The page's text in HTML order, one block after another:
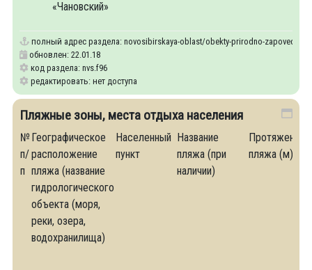
«Чановский»
полный адрес раздела: novosibirskaya-oblast/obekty-prirodno-
обновлен: 22.01.18
код раздела: nvs.f96
редактировать: нет доступа
Пляжные зоны, места отдыха населения
№
п/
п
Географическое
расположение
пляжа (название
гидрологического
объекта (моря,
реки, озера,
водохранилища)
Населенный
пункт
Название
пляжа (при
наличии)
пляжа (м)